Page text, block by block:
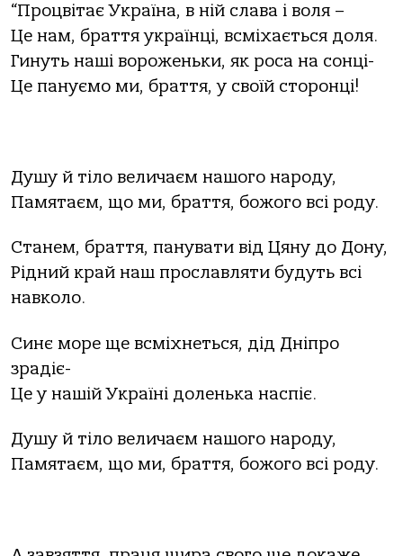
“Процвітає Україна, в ній слава і воля –
Це нам, браття українці, всміхається доля.
Гинуть наші вороженьки, як роса на сонці-
Це пануємо ми, браття, у своїй сторонці!
Душу й тіло величаєм нашого народу,
Памятаєм, що ми, браття, божого всі роду.
Станем, браття, панувати від Цяну до Дону,
Рідний край наш прославляти будуть всі
навколо.
Синє море ще всміхнеться, дід Дніпро
зрадіє-
Це у нашій Україні доленька наспіє.
Душу й тіло величаєм нашого народу,
Памятаєм, що ми, браття, божого всі роду.